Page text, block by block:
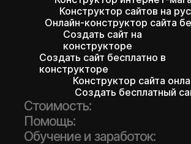
Конструктор сайтов на
Онлайн-конструктор сайта
Создать сайт на
конструкторе
Создать сайт бесплатно в
конструкторе
Конструктор сайта
Создать бесплатный
Стоимость:
Помощь:
Обучение и заработок: